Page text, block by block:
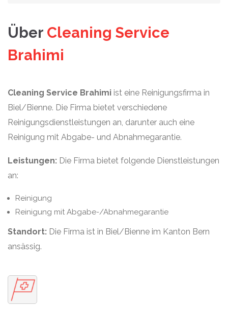
Über Cleaning Service
Brahimi
Cleaning Service Brahimi ist eine Reinigungsfirma in
Biel/Bienne. Die Firma bietet verschiedene
Reinigungsdienstleistungen an, darunter auch eine
Reinigung mit Abgabe- und Abnahmegarantie.
Leistungen: Die Firma bietet folgende Dienstleistungen
an:
Reinigung
Reinigung mit Abgabe-/Abnahmegarantie
Standort: Die Firma ist in Biel/Bienne im Kanton Bern
ansässig.